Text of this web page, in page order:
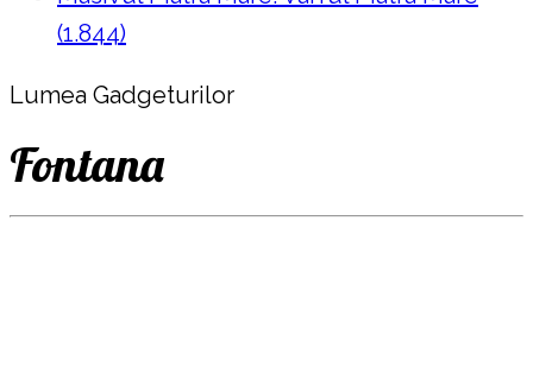
(1.844)
Lumea Gadgeturilor
Fontana